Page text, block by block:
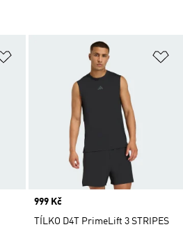
Přidat do seznamu přání
Price
999 Kč
TÍLKO D4T PrimeLift 3 STRIPES